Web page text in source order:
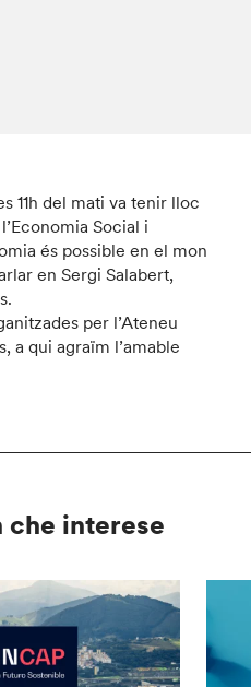
11h del mati va tenir lloc
Social i
és possible en el mon
en Sergi Salabert,
per l’Ateneu
a qui agraïm l’amable
che interese